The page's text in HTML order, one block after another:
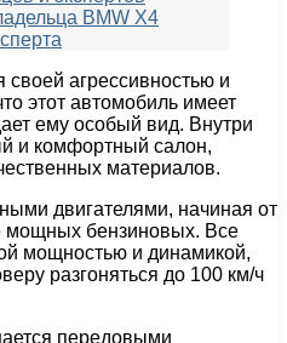
BMW X4
своей агрессивностью и
этот автомобиль имеет
ему особый вид. Внутри
и комфортный салон,
материалов.
двигателями, начиная от
мощных бензиновых. Все
мощностью и динамикой,
разгоняться до 100 км/ч
передовыми